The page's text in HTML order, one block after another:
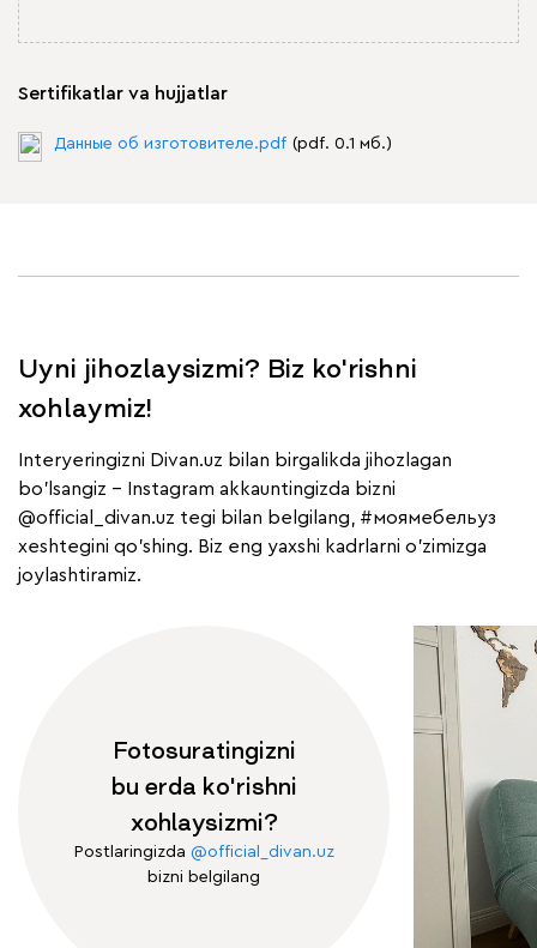
Sertifikatlar va hujjatlar
Данные об изготовителе.pdf (pdf. 0.1 мб.)
Uyni jihozlaysizmi? Biz ko'rishni
xohlaymiz!
Interyeringizni Divan.uz bilan birgalikda jihozlagan
bo'lsangiz - Instagram akkauntingizda bizni
@official_divan.uz tegi bilan belgilang, #моямебельуз
xeshtegini qo'shing. Biz eng yaxshi kadrlarni o'zimizga
joylashtiramiz.
Fotosuratingizni
bu erda ko'rishni
xohlaysizmi?
Postlaringizda @official_divan.uz
bizni belgilang